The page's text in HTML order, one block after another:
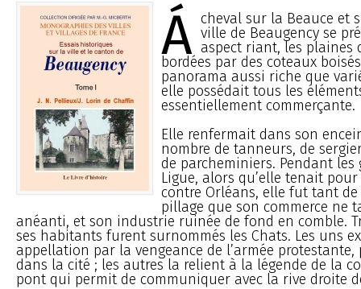
Á cheval sur la Beauce et
ville de Beaugency se
aspect riant, les plaines
bordées par des coteaux
panorama aussi riche que
elle possédait tous les
essentiellement commerçante.
Elle renfermait dans son
nombre de tanneurs, de
de parcheminiers. Pendant les
Ligue, alors qu’elle tenait
contre Orléans, elle fut tant
pillage que son commerce ne
anéanti, et son industrie ruinée de fond en comble.
ses habitants furent surnommés les Chats. Les uns
appellation par la vengeance de l’armée protestante,
dans la cité ; les autres la relient à la légende de la
pont qui permit de communiquer avec la rive droite